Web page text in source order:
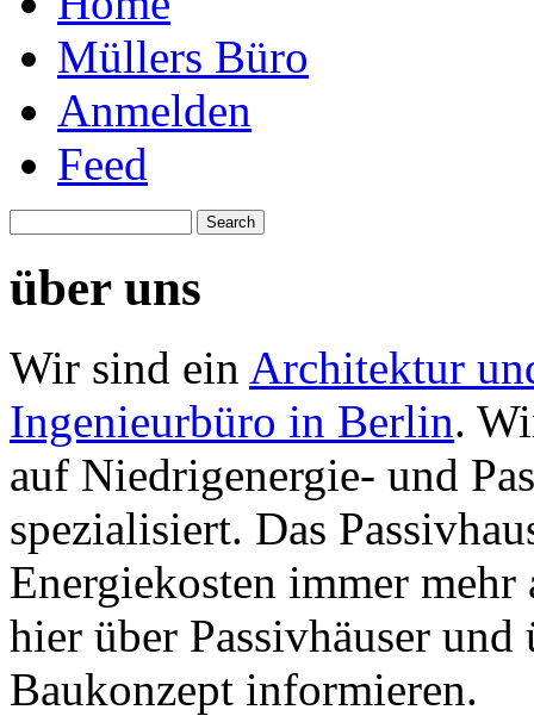
Müllers Büro
Anmelden
Feed
über uns
Wir sind ein Architektur
Ingenieurbüro in Berlin.
auf Niedrigenergie- und
spezialisiert. Das
Energiekosten immer
hier über Passivhäuser und
Baukonzept informieren.